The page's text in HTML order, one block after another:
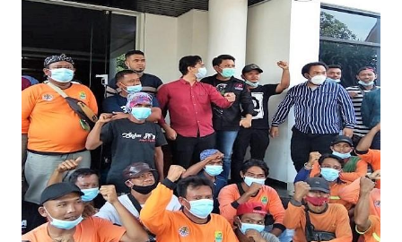
PERISTIWA
Informasi
INDEKS
BERITA
KONTAK